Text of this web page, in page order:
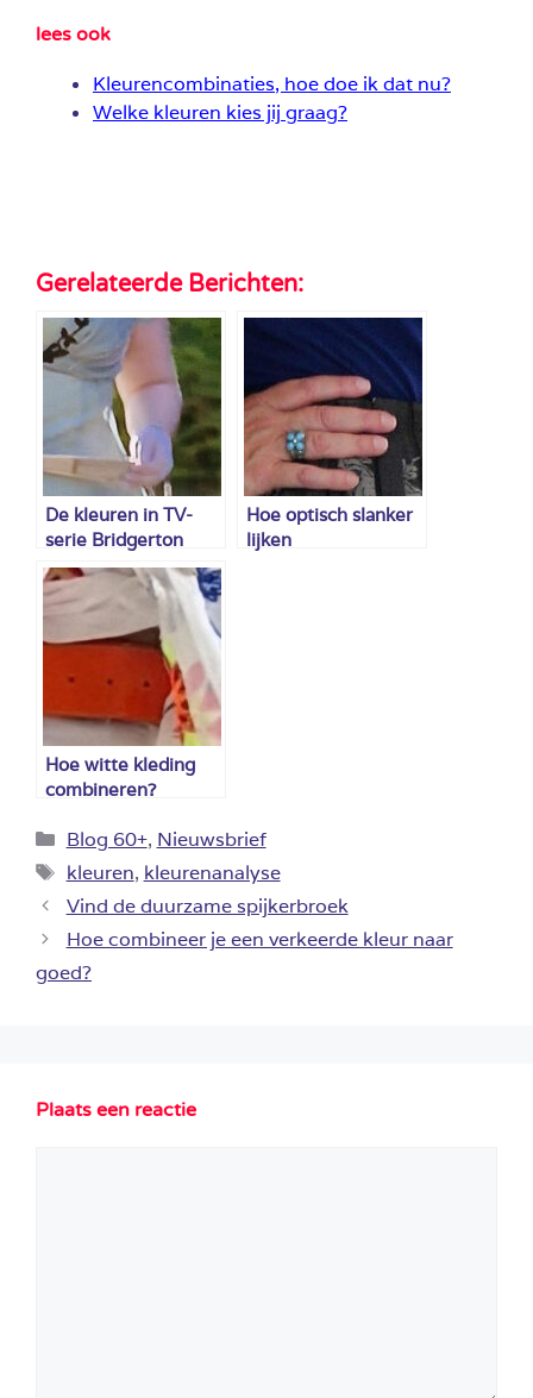
lees ook
Kleurencombinaties, hoe doe ik dat nu?
Welke kleuren kies jij graag?
Gerelateerde Berichten:
De kleuren in TV-
serie Bridgerton
Hoe optisch slanker
lijken
Hoe witte kleding
combineren?
Categorieën
Blog 60+, Nieuwsbrief
Tags
kleuren, kleurenanalyse
Vind de duurzame spijkerbroek
Hoe combineer je een verkeerde kleur naar
goed?
Plaats een reactie